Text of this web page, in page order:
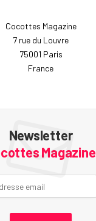
Cocottes Magazine
7 rue du Louvre
75001 Paris
France
Newsletter
Magazine